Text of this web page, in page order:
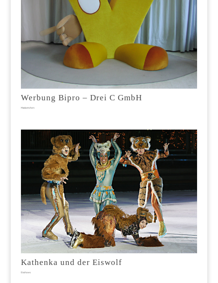
Werbung Bipro – Drei C GmbH
Maskottchen
Kathenka und der Eiswolf
Eisshows